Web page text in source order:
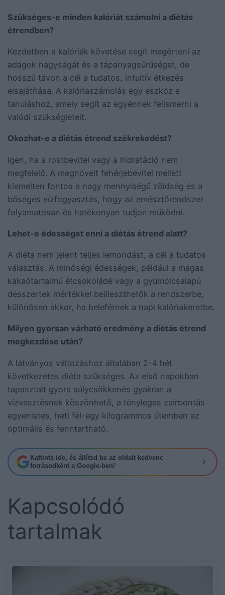
Szükséges-e minden kalóriát számolni a diétás
étrendben?
Kezdetben a kalóriák követése segít megérteni az
adagok nagyságát és a tápanyagsűrűséget, de
hosszú távon a cél a tudatos, intuitív étkezés
elsajátítása. A kalóriaszámolás egy eszköz a
tanuláshoz, amely segít az egyénnek felismerni a
valódi szükségleteit.
Okozhat-e a diétás étrend székrekedést?
Igen, ha a rostbevitel vagy a hidratáció nem
megfelelő. A megnövelt fehérjebevitel mellett
kiemelten fontos a nagy mennyiségű zöldség és a
bőséges vízfogyasztás, hogy az emésztőrendszer
folyamatosan és hatékonyan tudjon működni.
Lehet-e édességet enni a diétás étrend alatt?
A diéta nem jelent teljes lemondást, a cél a tudatos
választás. A minőségi édességek, például a magas
kakaótartalmú étcsokoládé vagy a gyümölcsalapú
desszertek mértékkel beilleszthetők a rendszerbe,
különösen akkor, ha beleférnek a napi kalóriakeretbe.
Milyen gyorsan várható eredmény a diétás étrend
megkezdése után?
A látványos változáshoz általában 2-4 hét
következetes diéta szükséges. Az első napokban
tapasztalt gyors súlycsökkenés gyakran a
vízvesztésnek köszönhető, a tényleges zsírbontás
egyenletes, heti fél-egy kilogrammos ütemben az
optimális és fenntartható.
Kattints ide, és állítsd be az oldalt kedvenc
forrásodként a Google-ben!
Kapcsolódó
tartalmak